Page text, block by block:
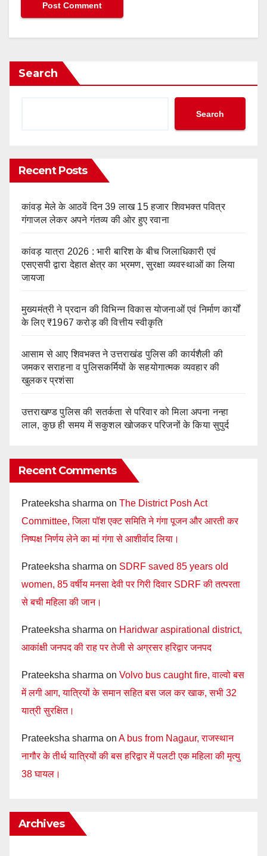
Search
Search
Recent Posts
कांवड़ मेले के आठवें दिन 39 लाख 15 हजार शिवभक्त पवित्र
गंगाजल लेकर अपने गंतव्य की ओर हुए रवाना
कांवड़ यात्रा 2026 : भारी बारिश के बीच जिलाधिकारी एवं
एसएसपी द्वारा देहात क्षेत्र का भ्रमण, सुरक्षा व्यवस्थाओं का लिया
जायजा
मुख्यमंत्री ने प्रदान की विभिन्न विकास योजनाओं एवं निर्माण कार्यों
के लिए ₹1967 करोड़ की वित्तीय स्वीकृति
आसाम से आए शिवभक्त ने उत्तराखंड पुलिस की कार्यशैली की
जमकर सराहना व पुलिसकर्मियों के सहयोगात्मक व्यवहार की
खुलकर प्रशंसा
उत्तराखण्ड पुलिस की सतर्कता से परिवार को मिला अपना नन्हा
लाल, कुछ ही समय में सकुशल खोजकर परिजनों के किया सुपुर्द
Recent Comments
Prateeksha sharma on The District Posh Act
Committee, जिला पॉश एक्ट समिति ने गंगा पूजन और आरती कर
निष्पक्ष निर्णय लेने का मां गंगा से आशीर्वाद लिया।
Prateeksha sharma on SDRF saved 85 years old
women, 85 वर्षीय मनसा देवी पर गिरी दिवार SDRF की तत्परता
से बची महिला की जान।
Prateeksha sharma on Haridwar aspirational district,
आकांक्षी जनपद की राह पर तेजी से अग्रसर हरिद्वार जनपद
Prateeksha sharma on Volvo bus caught fire, वाल्वो बस
में लगी आग, यात्रियों के समान सहित बस जल कर खाक, सभी 32
यात्री सुरक्षित।
Prateeksha sharma on A bus from Nagaur, राजस्थान
नागौर के तीर्थ यात्रियों की बस हरिद्वार में पलटी एक महिला की मृत्यु
38 घायल।
Archives